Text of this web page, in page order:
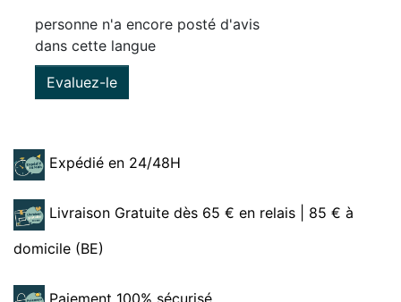
personne n'a encore posté d'avis
dans cette langue
Evaluez-le
Expédié en 24/48H
Livraison Gratuite dès 65 € en relais | 85 € à
domicile (BE)